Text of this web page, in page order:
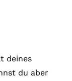
deines
du aber